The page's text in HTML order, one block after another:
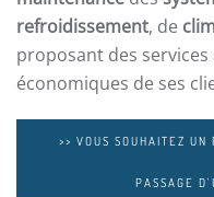
refroidissement, de
proposant des
économiques de ses
>> VOUS SOUHAITEZ
PASSAGE